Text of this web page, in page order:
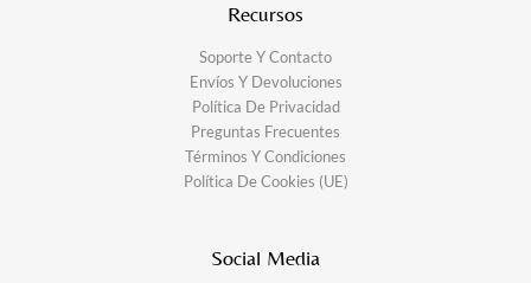
Recursos
Soporte Y Contacto
Envíos Y Devoluciones
Política De Privacidad
Preguntas Frecuentes
Términos Y Condiciones
Política De Cookies (UE)
Social Media